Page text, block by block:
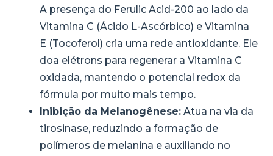
A presença do Ferulic Acid-200 ao lado da
Vitamina C (Ácido L-Ascórbico) e Vitamina
E (Tocoferol) cria uma rede antioxidante. Ele
doa elétrons para regenerar a Vitamina C
oxidada, mantendo o potencial redox da
fórmula por muito mais tempo.
Inibição da Melanogênese: Atua na via da
tirosinase, reduzindo a formação de
polímeros de melanina e auxiliando no